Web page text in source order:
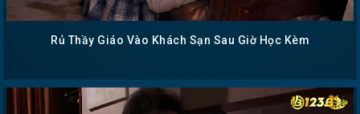
Rủ Thầy Giáo Vào Khách Sạn Sau Giờ Học Kèm